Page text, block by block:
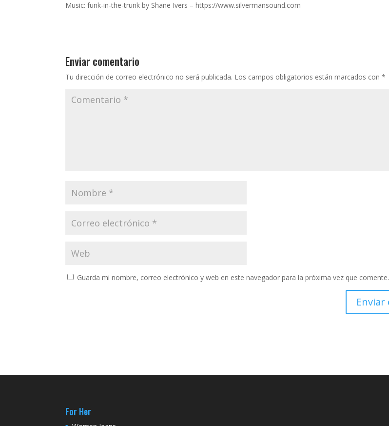
Music: funk-in-the-trunk by Shane Ivers – https://www.silvermansound.com
Enviar comentario
Tu dirección de correo electrónico no será publicada. Los campos obligatorios están marcados con*
Guarda mi nombre, correo electrónico y web en este navegador para la próxima vez que comente.
For Her